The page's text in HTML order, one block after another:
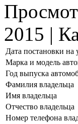
2015 |
Дата постановки на
Марка и модель
Год выпуска
Фамилия владельца
Имя владельца
Отчество владельца
Номер телефона